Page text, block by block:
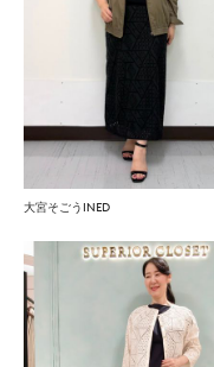
大宮そごうINED